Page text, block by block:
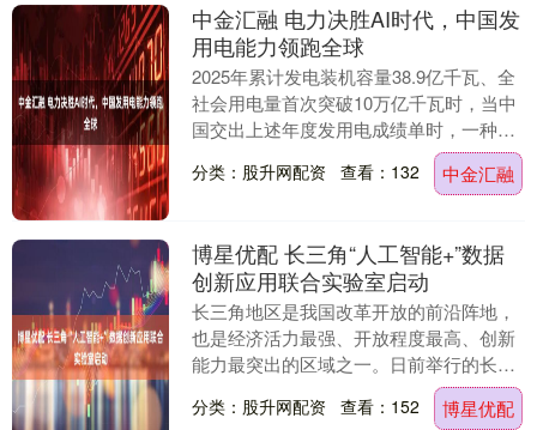
中金汇融 电力决胜AI时代，中国发
用电能力领跑全球
2025年累计发电装机容量38.9亿千瓦、全
社会用电量首次突破10万亿千瓦时，当中
国交出上述年度发用电成绩单时，一种观
点引发热议：“中国发电能力将左右未来AI
竞....
分类：股升网配资 查看：132 中金汇融
博星优配 长三角“人工智能+”数据
创新应用联合实验室启动
长三角地区是我国改革开放的前沿阵地，
也是经济活力最强、开放程度最高、创新
能力最突出的区域之一。日前举行的长三
角科研院所联盟成员大会暨 2025 年度工
作会议上，....
分类：股升网配资 查看：152 博星优配